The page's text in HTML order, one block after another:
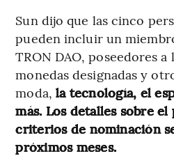
Sun dijo que las cinco
pueden incluir un
TRON DAO, poseedores
monedas designadas y
moda, la tecnología, el
más. Los detalles sobre
criterios de nominación
próximos meses.